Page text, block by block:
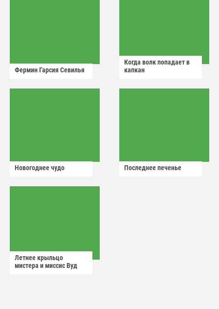
Фермин Гарсия Севилья
Когда волк попадает в
капкан
Новогоднее чудо Последнее печенье
Летнее крыльцо
мистера и миссис Вуд